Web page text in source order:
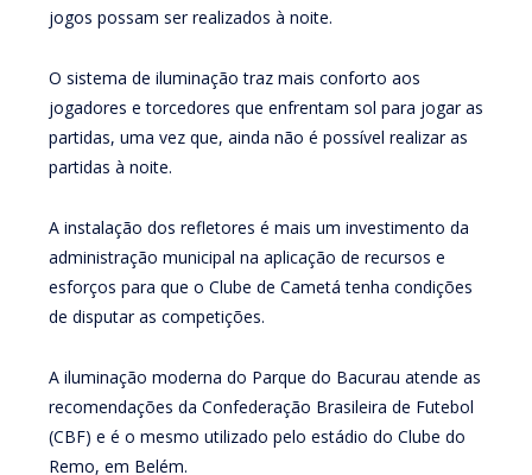
jogos possam ser realizados à noite.
O sistema de iluminação traz mais conforto aos
jogadores e torcedores que enfrentam sol para jogar as
partidas, uma vez que, ainda não é possível realizar as
partidas à noite.
A instalação dos refletores é mais um investimento da
administração municipal na aplicação de recursos e
esforços para que o Clube de Cametá tenha condições
de disputar as competições.
A iluminação moderna do Parque do Bacurau atende as
recomendações da Confederação Brasileira de Futebol
(CBF) e é o mesmo utilizado pelo estádio do Clube do
Remo, em Belém.